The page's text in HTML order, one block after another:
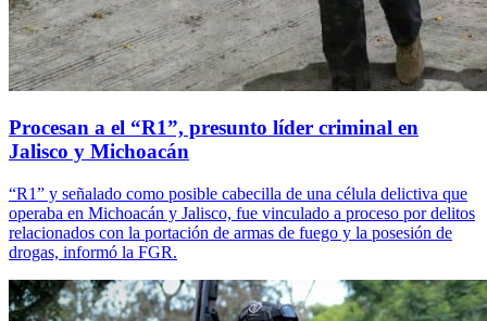
Procesan a el “R1”, presunto líder criminal en
Jalisco y Michoacán
“R1” y señalado como posible cabecilla de una célula delictiva que
operaba en Michoacán y Jalisco, fue vinculado a proceso por delitos
relacionados con la portación de armas de fuego y la posesión de
drogas, informó la FGR.